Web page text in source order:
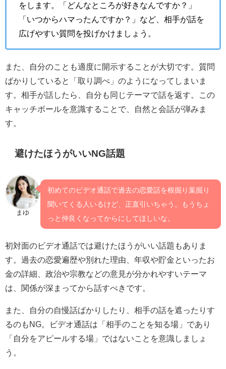
をします。「どんなところが好きなんですか？」
「いつからハマったんですか？」など、相手が話を
広げやすい質問を投げかけましょう。
また、自分のことも適度に開示することが大切です。質問
ばかりしていると「取り調べ」のようになってしまいま
す。相手が話したら、自分も同じテーマで話を返す。この
キャッチボールを意識することで、自然と会話が弾みま
す。
避けたほうがいいNG話題
まゆ
初めてのビデオ通話で過去の恋愛話を根掘り葉掘り
聞いてくる人いるけど、正直引いちゃう。もうちょ
っと仲良くなってからにしてほしいな。
初対面のビデオ通話では避けたほうがいい話題もありま
す。過去の恋愛遍歴や別れた理由、年収や貯金といったお
金の詳細、政治や宗教などの意見が分かれやすいテーマ
は、関係が深まってから話すべきです。
また、自分の自慢話ばかりしたり、相手の話を遮ったりす
るのもNG。ビデオ通話は「相手のことを知る場」であり
「自分をアピールする場」ではないことを意識しましょ
う。